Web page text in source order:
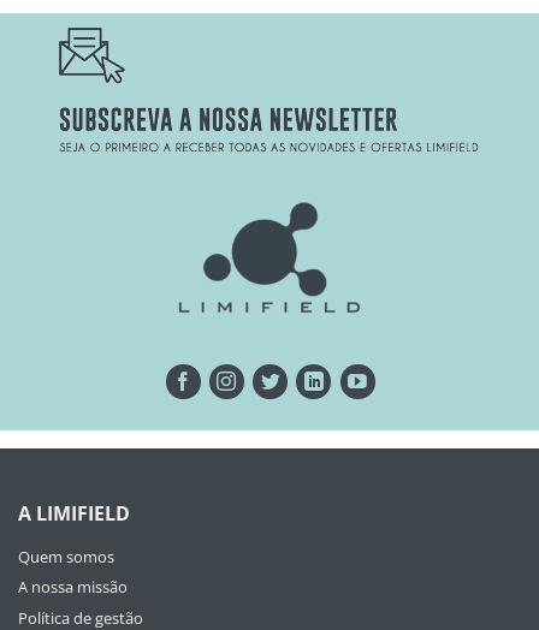
A LIMIFIELD
Quem somos
A nossa missão
Política de gestão